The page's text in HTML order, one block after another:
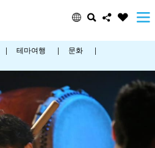
| 테마여행 | 문화
|